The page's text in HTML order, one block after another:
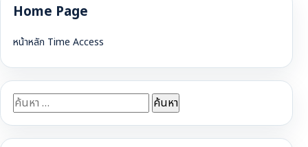
Home Page
หน้าหลัก Time Access
ค้นหา
สำหรับ: